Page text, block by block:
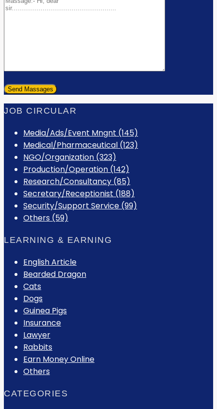
JOB CIRCULAR
Media/Ads/Event Mngnt (145)
Medical/Pharmaceutical (123)
NGO/Organization (323)
Production/Operation (142)
Research/Consultancy (85)
Secretary/Receptionist (188)
Security/Support Service (99)
Others (59)
LEARNING & EARNING
English Article
Bearded Dragon
Cats
Dogs
Guinea Pigs
Insurance
Lawyer
Rabbits
Earn Money Online
Others
CATEGORIES